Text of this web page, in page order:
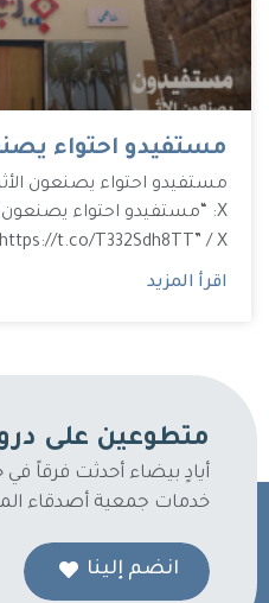
مستفيدو احتواء
X: “مستفيدو احتواء يصنعون الأثر
https://t.co/T332Sdh8TT” / X
اقرأ المزيد
انضم إلينا
متطوعين على
أيادٍ بيضاء أحدثت فرقاً
خدمات جمعية أصدقاء